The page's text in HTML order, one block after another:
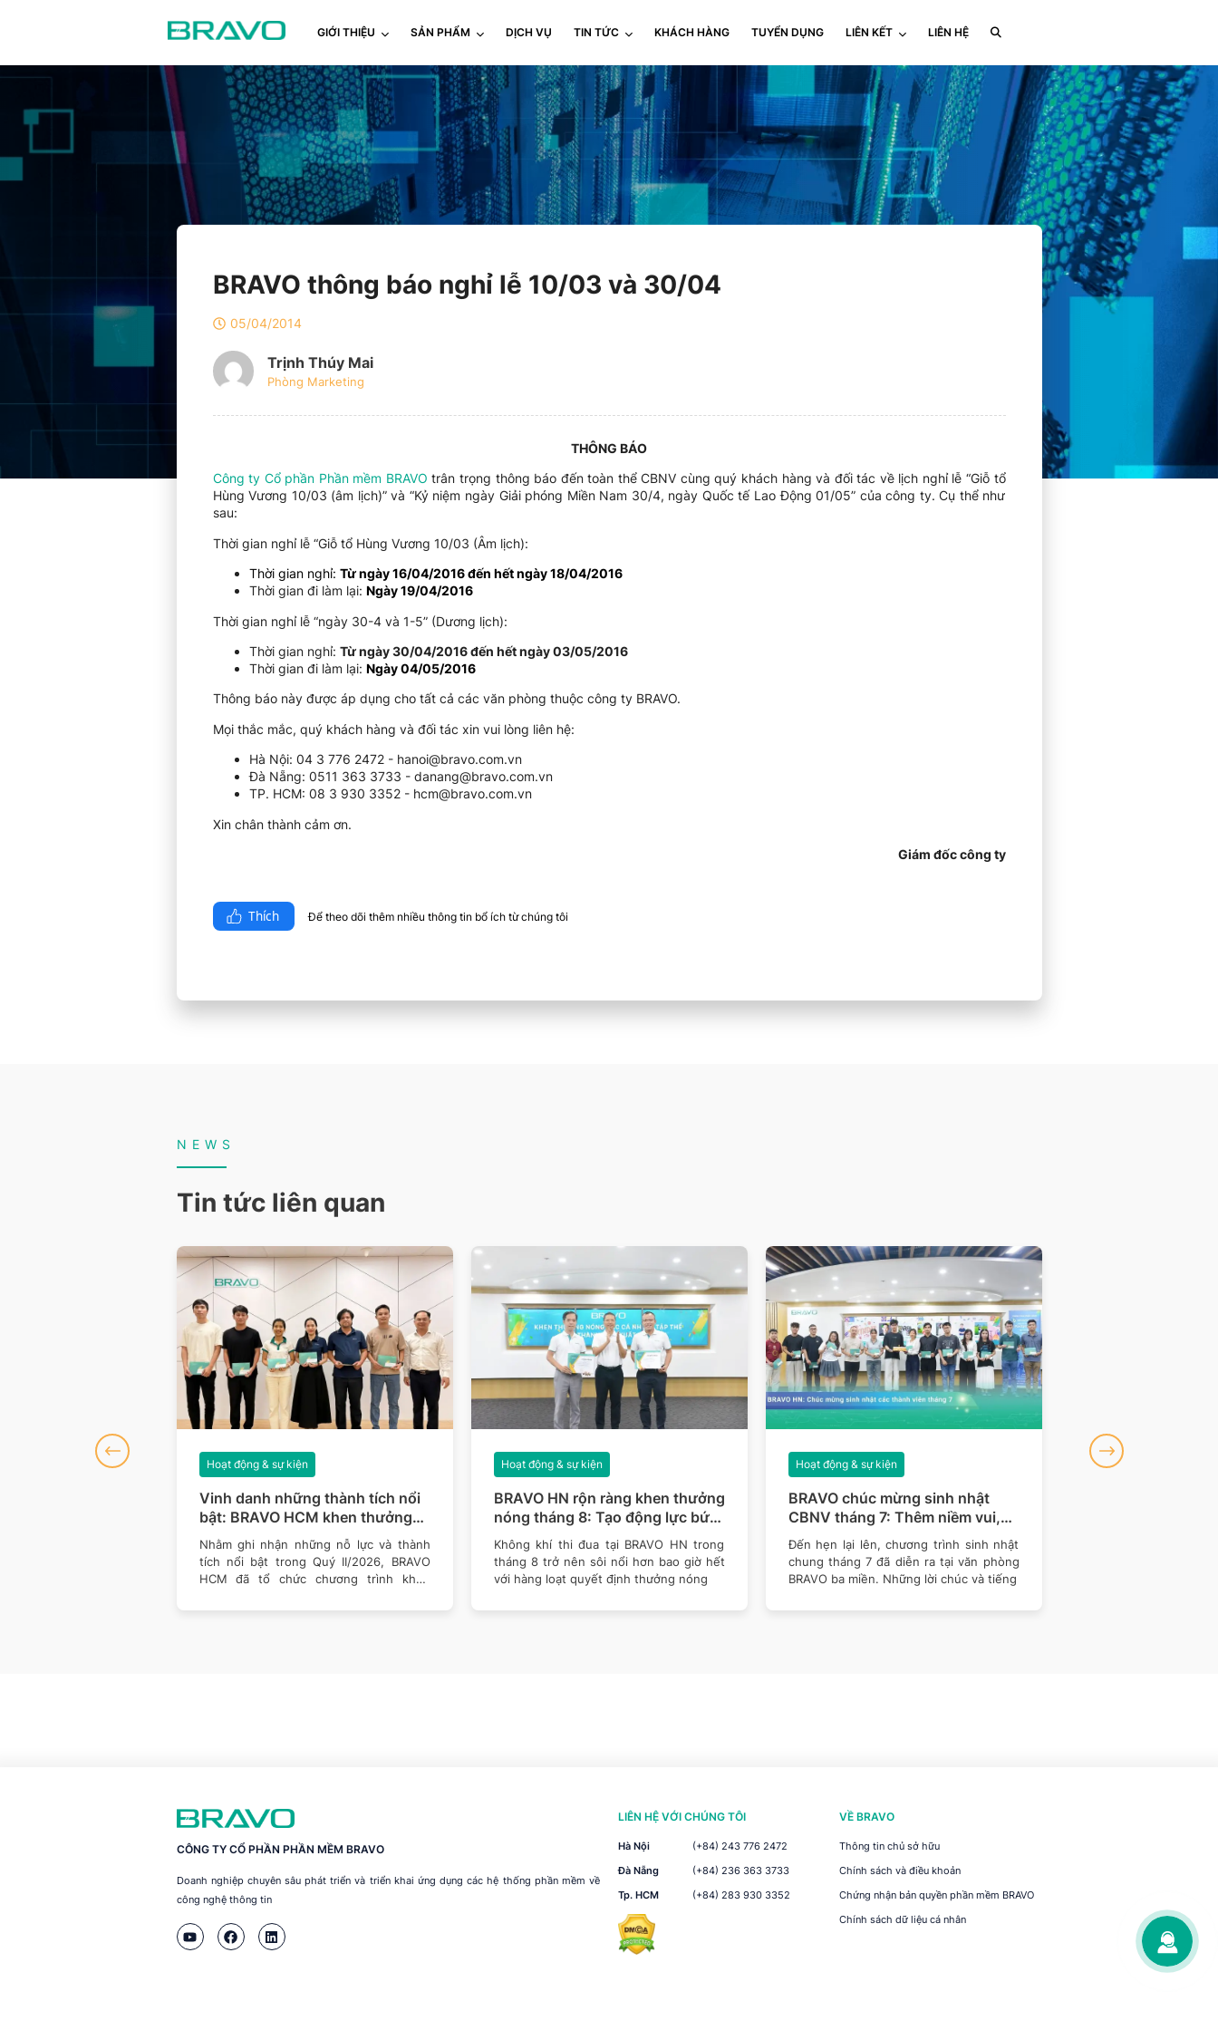
GIỚI THIỆU SẢN PHẨM DỊCH VỤ TIN TỨC KHÁCH HÀNG TUYỂN DỤNG LIÊN KẾT LIÊN HỆ
BRAVO thông báo nghỉ lễ 10/03 và 30/04
05/04/2014
Trịnh Thúy Mai
Phòng Marketing
THÔNG BÁO
Công ty Cổ phần Phần mềm BRAVO trân trọng thông báo đến toàn thể CBNV cùng quý khách hàng và đối tác về lịch nghỉ lễ “Giỗ tổ
Hùng Vương 10/03 (âm lịch)” và “Kỷ niệm ngày Giải phóng Miền Nam 30/4, ngày Quốc tế Lao Động 01/05” của công ty. Cụ thể như
sau:
Thời gian nghỉ lễ “Giỗ tổ Hùng Vương 10/03 (Âm lịch):
Thời gian nghỉ: Từ ngày 16/04/2016 đến hết ngày 18/04/2016
Thời gian đi làm lại: Ngày 19/04/2016
Thời gian nghỉ lễ “ngày 30-4 và 1-5” (Dương lịch):
Thời gian nghỉ: Từ ngày 30/04/2016 đến hết ngày 03/05/2016
Thời gian đi làm lại: Ngày 04/05/2016
Thông báo này được áp dụng cho tất cả các văn phòng thuộc công ty BRAVO.
Mọi thắc mắc, quý khách hàng và đối tác xin vui lòng liên hệ:
Hà Nội: 04 3 776 2472 - hanoi@bravo.com.vn
Đà Nẵng: 0511 363 3733 - danang@bravo.com.vn
TP. HCM: 08 3 930 3352 - hcm@bravo.com.vn
Xin chân thành cảm ơn.
Giám đốc công ty
Thích Để theo dõi thêm nhiều thông tin bổ ích từ chúng tôi​
NEWS
Tin tức liên quan
Vinh danh những thành tích nổi
bật: BRAVO HCM khen thưởng
Quý II/2026
Hoạt động & sự kiện
Nhằm ghi nhận những nỗ lực và thành
tích nổi bật trong Quý II/2026, BRAVO
HCM đã tổ chức chương trình khen
BRAVO HN rộn ràng khen thưởng
nóng tháng 8: Tạo động lực bứt
phá mục tiêu năm 2026
Hoạt động & sự kiện
Không khí thi đua tại BRAVO HN trong
tháng 8 trở nên sôi nổi hơn bao giờ hết
với hàng loạt quyết định thưởng nóng
BRAVO chúc mừng sinh nhật
CBNV tháng 7: Thêm niềm vui,
thêm gắn kết
Hoạt động & sự kiện
Đến hẹn lại lên, chương trình sinh nhật
chung tháng 7 đã diễn ra tại văn phòng
BRAVO ba miền. Những lời chúc và tiếng
Hoạt động & sự kiện
CÔNG TY CỔ PHẦN PHẦN MỀM BRAVO
Doanh nghiệp chuyên sâu phát triển và triển khai ứng dụng các hệ thống phần mềm về
công nghệ thông tin
LIÊN HỆ VỚI CHÚNG TÔI
Hà Nội
(+84) 243 776 2472
Đà Nẵng
(+84) 236 363 3733
Tp. HCM
(+84) 283 930 3352
VỀ BRAVO
Thông tin chủ sở hữu
Chính sách và điều khoản
Chứng nhận bản quyền phần mềm BRAVO
Chính sách dữ liệu cá nhân